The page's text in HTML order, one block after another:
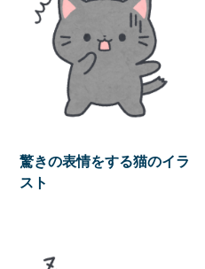
驚きの表情をする猫のイラ
スト